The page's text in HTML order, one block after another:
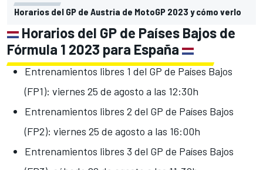
Horarios del GP de Austria de MotoGP 2023 y cómo verlo
Horarios del GP de Países Bajos de
Fórmula 1 2023 para España
Entrenamientos libres 1 del GP de Países Bajos
(FP1): viernes 25 de agosto a las 12:30h
Entrenamientos libres 2 del GP de Países Bajos
(FP2): viernes 25 de agosto a las 16:00h
Entrenamientos libres 3 del GP de Países Bajos